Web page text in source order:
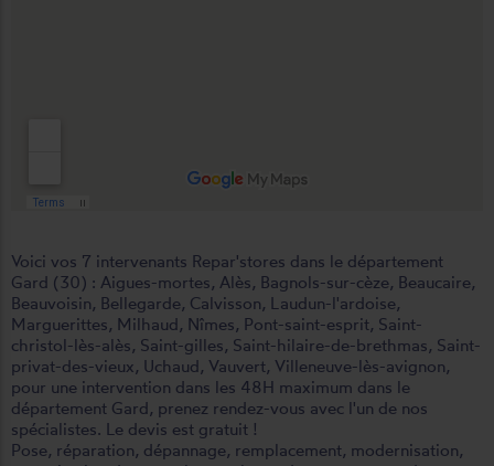
Voici vos 7 intervenants Repar'stores dans le département
Gard (30) : Aigues-mortes, Alès, Bagnols-sur-cèze, Beaucaire,
Beauvoisin, Bellegarde, Calvisson, Laudun-l'ardoise,
Marguerittes, Milhaud, Nîmes, Pont-saint-esprit, Saint-
christol-lès-alès, Saint-gilles, Saint-hilaire-de-brethmas, Saint-
privat-des-vieux, Uchaud, Vauvert, Villeneuve-lès-avignon,
pour une intervention dans les 48H maximum dans le
département Gard, prenez rendez-vous avec l'un de nos
spécialistes. Le devis est gratuit !
Pose, réparation, dépannage, remplacement, modernisation,